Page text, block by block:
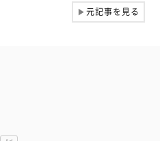
▶元記事を見る